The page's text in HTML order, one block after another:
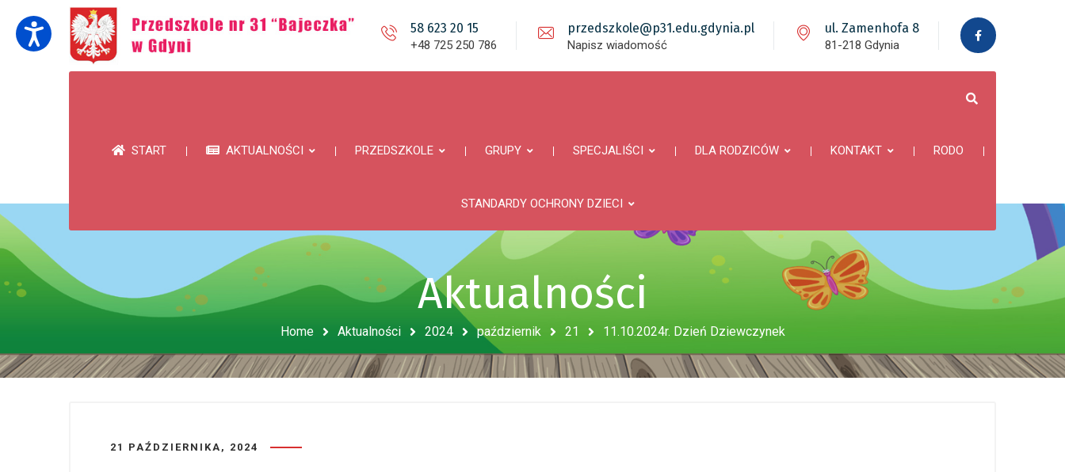
58 623 20 15
+48 725 250 786
przedszkole@p31.edu.gdynia.pl
Napisz wiadomość
ul. Zamenhofa 8
81-218 Gdynia
START AKTUALNOŚCI PRZEDSZKOLE GRUPY SPECJALIŚCI DLA RODZICÓW KONTAKT RODO
STANDARDY OCHRONY DZIECI
Aktualności
Home Aktualności 2024 październik 21 11.10.2024r. Dzień Dziewczynek
21 PAŹDZIERNIKA, 2024